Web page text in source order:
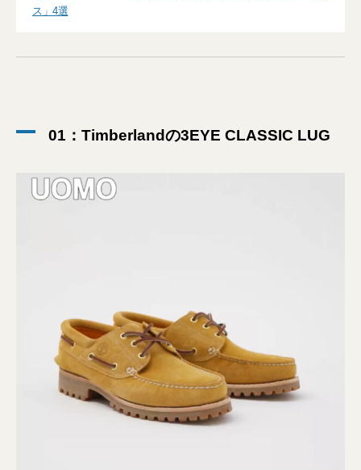
ス」4選
01：Timberlandの3EYE CLASSIC LUG